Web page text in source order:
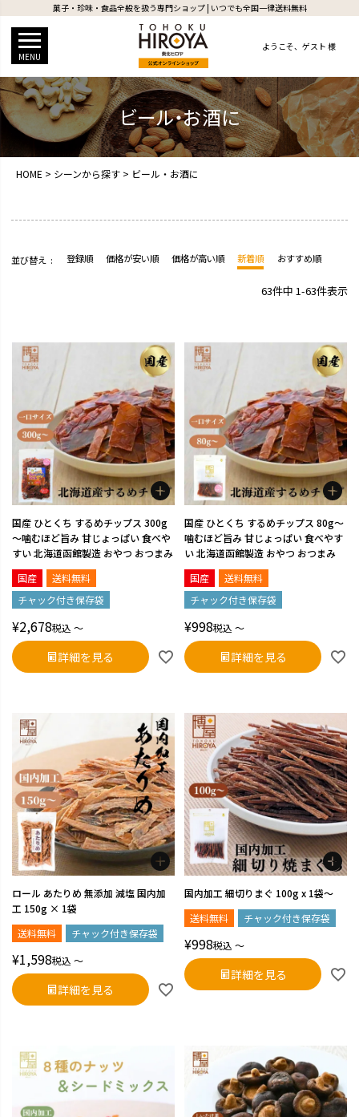
菓子・珍味・食品全般を扱う専門ショップ | いつでも全国一律送料無料
MENU
ようこそ、ゲスト 様
ビール・お酒に
HOME シーンから探す ビール・お酒に
並び替え 登録順 価格が安い順 価格が高い順 新着順 おすすめ順
63件中 1-63件表示
国産 ひとくち するめチップス 300g
～噛むほど旨み 甘じょっぱい 食べや
すい 北海道函館製造 おやつ おつまみ
国産
送料無料
チャック付き保存袋
¥2,678税込 〜
詳細を見る
国産 ひとくち するめチップス 80g～
噛むほど旨み 甘じょっぱい 食べやす
い 北海道函館製造 おやつ おつまみ
国産
送料無料
チャック付き保存袋
¥998税込 〜
詳細を見る
ロール あたりめ 無添加 減塩 国内加
工 150g × 1袋
送料無料
チャック付き保存袋
¥1,598税込 〜
詳細を見る
国内加工 細切りまぐ 100g x 1袋～
送料無料
チャック付き保存袋
¥998税込 〜
詳細を見る